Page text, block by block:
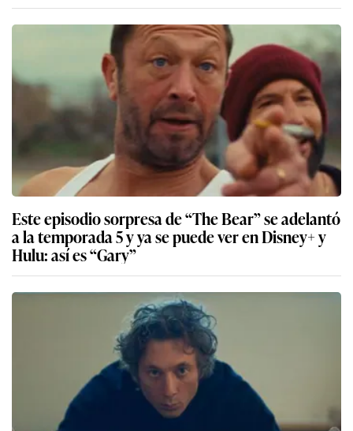
Este episodio sorpresa de “The Bear” se adelantó
a la temporada 5 y ya se puede ver en Disney+ y
Hulu: así es “Gary”